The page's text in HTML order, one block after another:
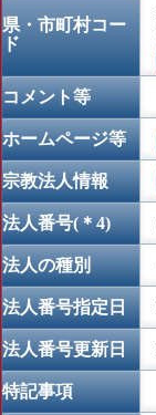
県・市町村コー
ド
コメント等
ホームページ等
宗教法人情報
法人番号(＊4)
法人の種別
法人番号指定日
法人番号更新日
特記事項